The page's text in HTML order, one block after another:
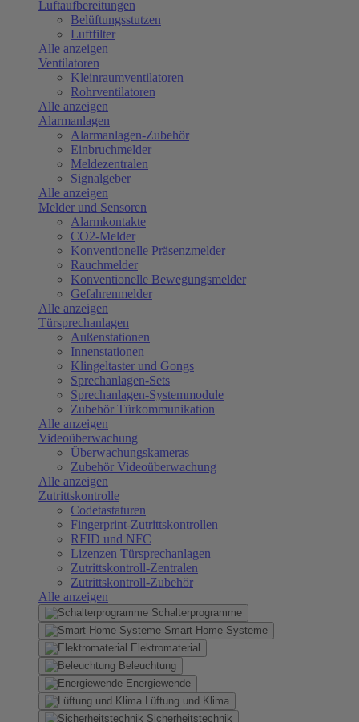
Luftaufbereitungen
Belüftungsstutzen
Luftfilter
Alle anzeigen
Ventilatoren
Kleinraumventilatoren
Rohrventilatoren
Alle anzeigen
Alarmanlagen
Alarmanlagen-Zubehör
Einbruchmelder
Meldezentralen
Signalgeber
Alle anzeigen
Melder und Sensoren
Alarmkontakte
CO2-Melder
Konventionelle Präsenzmelder
Rauchmelder
Konventionelle Bewegungsmelder
Gefahrenmelder
Alle anzeigen
Türsprechanlagen
Außenstationen
Innenstationen
Klingeltaster und Gongs
Sprechanlagen-Sets
Sprechanlagen-Systemmodule
Zubehör Türkommunikation
Alle anzeigen
Videoüberwachung
Überwachungskameras
Zubehör Videoüberwachung
Alle anzeigen
Zutrittskontrolle
Codetastaturen
Fingerprint-Zutrittskontrollen
RFID und NFC
Lizenzen Türsprechanlagen
Zutrittskontroll-Zentralen
Zutrittskontroll-Zubehör
Alle anzeigen
Schalterprogramme
Smart Home Systeme
Elektromaterial
Beleuchtung
Energiewende
Lüftung und Klima
Sicherheitstechnik